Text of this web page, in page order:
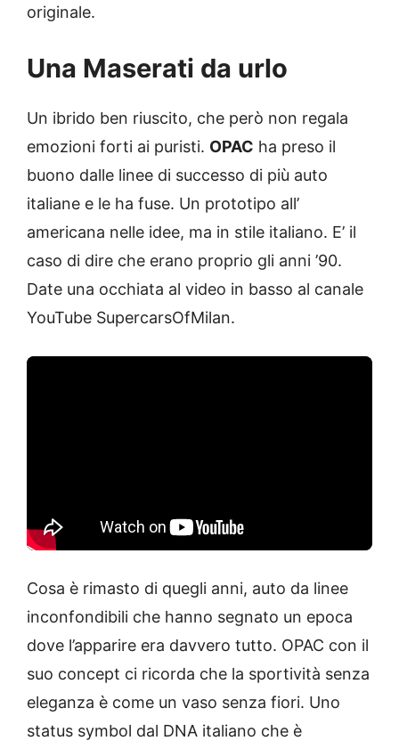
originale.
Una Maserati da urlo
Un ibrido ben riuscito, che però non regala
emozioni forti ai puristi. OPAC ha preso il
buono dalle linee di successo di più auto
italiane e le ha fuse. Un prototipo all’
americana nelle idee, ma in stile italiano. E’ il
caso di dire che erano proprio gli anni ’90.
Date una occhiata al video in basso al canale
YouTube SupercarsOfMilan.
Cosa è rimasto di quegli anni, auto da linee
inconfondibili che hanno segnato un epoca
dove l’apparire era davvero tutto. OPAC con il
suo concept ci ricorda che la sportività senza
eleganza è come un vaso senza fiori. Uno
status symbol dal DNA italiano che è